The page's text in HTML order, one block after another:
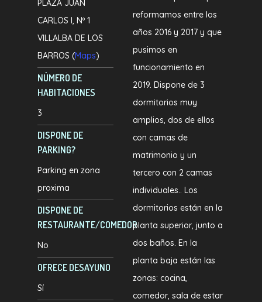
PLAZA JUAN
CARLOS I, Nº 1
VILLALBA DE LOS
BARROS (Maps)
NÚMERO DE
HABITACIONES
3
DISPONE DE
PARKING?
Parking en zona
proxima
DISPONE DE
RESTAURANTE/COMEDOR
No
OFRECE DESAYUNO
Sí
reformamos entre los
años 2016 y 2017 y que
pusimos en
funcionamiento en
2019. Dispone de 3
dormitorios muy
amplios, dos de ellos
con camas de
matrimonio y un
tercero con 2 camas
individuales.. Los
dormitorios están en la
planta superior, junto a
dos baños. En la
planta baja están las
zonas: cocina,
comedor, sala de estar